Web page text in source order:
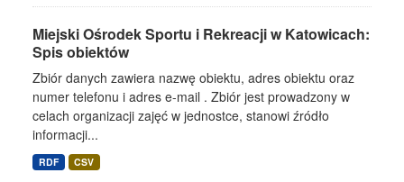
Miejski Ośrodek Sportu i Rekreacji w Katowicach:
Spis obiektów
Zbiór danych zawiera nazwę obiektu, adres obiektu oraz
numer telefonu i adres e-mail . Zbiór jest prowadzony w
celach organizacji zajęć w jednostce, stanowi źródło
informacji...
RDF CSV